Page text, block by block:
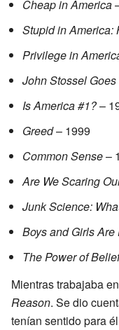
Cheap in America
Stupid in America:
Privilege in
John Stossel
Is America #1?–
Greed– 1999
Common Sense–
Are We Scaring
Junk Science:
Boys and Girls Are
The Power of Belief
Mientras trabajaba en
Reason. Se dio
tenían sentido para